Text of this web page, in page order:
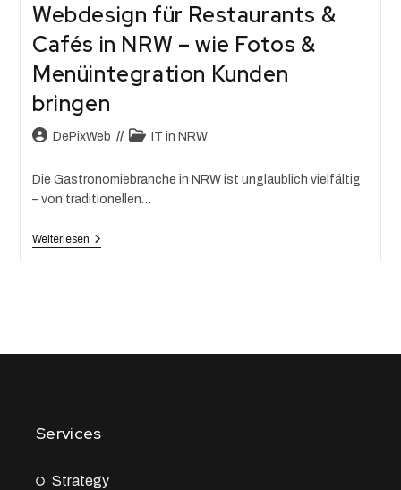
Webdesign für Restaurants &
Cafés in NRW – wie Fotos &
Menüintegration Kunden
bringen
DePixWeb IT in NRW
Die Gastronomiebranche in NRW ist unglaublich vielfältig
– von traditionellen…
Weiterlesen
Services
Strategy